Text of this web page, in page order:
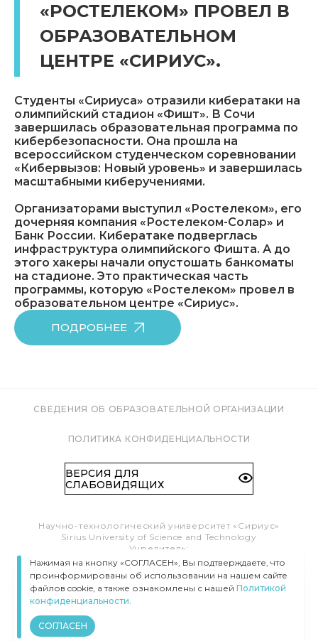
«РОСТЕЛЕКОМ» ПРОВЕЛ В
ОБРАЗОВАТЕЛЬНОМ
ЦЕНТРЕ «СИРИУС».
Студенты «Сириуса» отразили кибератаки на
олимпийский стадион «Фишт». В Сочи
завершилась образовательная программа по
кибербезопасности. Она прошла на
всероссийском студенческом соревновании
«Кибервызов: Новый уровень» и завершилась
масштабными киберучениями.
Организаторами выступил «Ростелеком», его
дочерняя компания «Ростелеком-Солар» и
Банк России. Кибератаке подверглась
инфраструктура олимпийского Фишта. А до
этого хакеры начали опустошать банкоматы
на стадионе. Это практическая часть
программы, которую «Ростелеком» провел в
образовательном центре «Сириус».
ПОДРОБНЕЕ
СВЕДЕНИЯ ОБ ОБРАЗОВАТЕЛЬНОЙ ОРГАНИЗАЦИИ
ПОЛИТИКА КОНФИДЕНЦИАЛЬНОСТИ
ВЕРСИЯ ДЛЯ
СЛАБОВИДЯЩИХ
Научно-технологический университет «Сириус»
Sirius University of Science and Technology
Учредитель:
Образовательный Фонд «Талант и успех»
Федеральная территория «Сириус»,
Тел.:8 (800) 100 41 55
info@siriusuniversity.ru
ВСЕ ПРАВА ЗАЩИЩЕНЫ © УНИВЕРСИТЕТ «СИРИУС», 2020–
Нажимая на кнопку «СОГЛАСЕН», Вы подтверждаете, что
проинформированы об использовании на нашем сайте
файлов cookie, а также ознакомлены с нашей Политикой
конфиденциальности.
СОГЛАСЕН